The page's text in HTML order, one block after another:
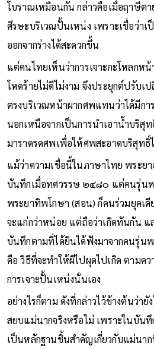
โบราณเหมือนกัน กล่าวคือเมื่อฤาษีตา
ศีรษะบริเวณปั้นเหน่ง เพราะเชื่อว่า
ออกจากร่างได้สะดวกขึ้น
แต่คนไทยเห็นว่าการเจาะกะโหลกห
โหดร้ายไม่ดีไม่งาม จึงประยุกต์ปรับเ
ตรงบริเวณหน้าผากศพแทนว่าได้มีกา
นอกเหนือจากเป็นการนำเอาน้ำบริสุ
มาราดรดศพเพื่อให้ศพสะอาดบริสุทธิ์
แม้ว่าความเชื่อนี้ในภาษาไทย พระย
บันทึกเมื่อทศวรรษ ๒๔๘๐ แต่คนรุ่น
พระยาทิพโกษา (สอน) ก็คนร่วมยุคเ
จะแก่กว่าหน่อย แต่ถือว่าเกิดทันกัน
บันทึกตามที่ได้ยินได้ฟังมาจากคนรุ่น
คือ วิธีที่จะทำให้ผีไปผุดไปเกิด ตามคว
การเจาะปั้นเหน่งนั่นเอง
อย่างไรก็ตาม ดังที่กล่าวไว้ข้างต้นว่า
สยบแม่นากจริงหรือไม่ เพราะในบันทึ
เป็นหลักฐานชิ้นสำคัญเกี่ยวกับแม่นาก